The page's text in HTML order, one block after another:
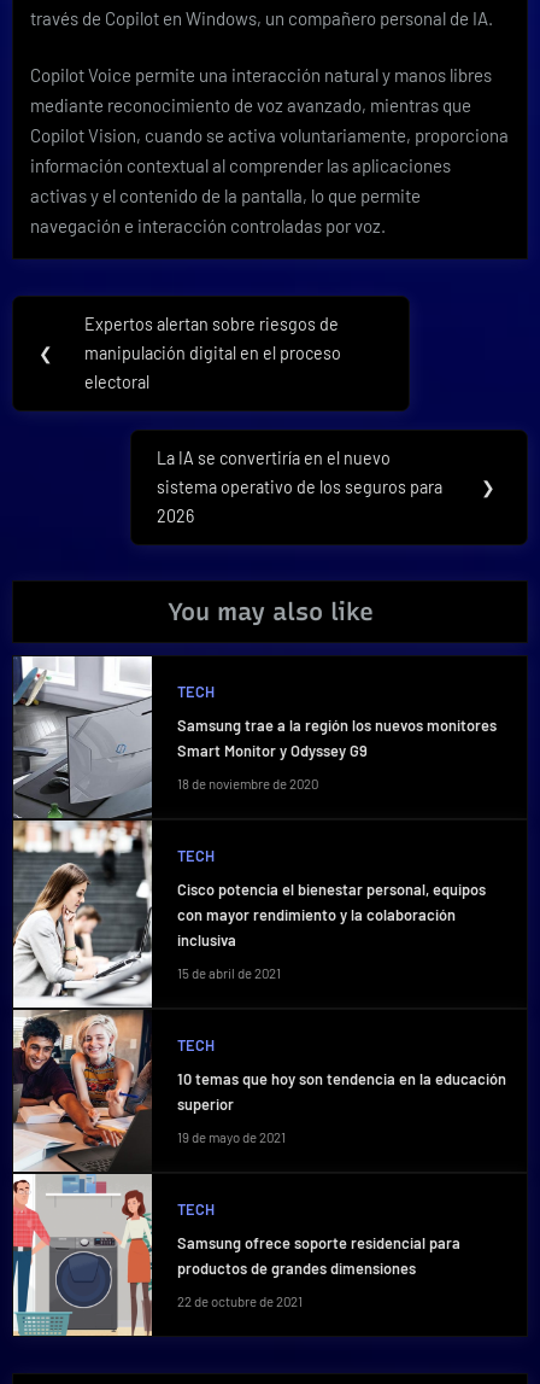
través de Copilot en Windows, un compañero personal de IA.
Copilot Voice permite una interacción natural y manos libres
mediante reconocimiento de voz avanzado, mientras que
Copilot Vision, cuando se activa voluntariamente, proporciona
información contextual al comprender las aplicaciones
activas y el contenido de la pantalla, lo que permite
navegación e interacción controladas por voz.
Navegación
de
entradas
❮
Previous
Post:
Expertos alertan sobre riesgos de
manipulación digital en el proceso
electoral
Next
Post:
La IA se convertiría en el nuevo
sistema operativo de los seguros para
2026
❯
You may also like
TECH
Samsung trae a la región los nuevos monitores
Smart Monitor y Odyssey G9
18 de noviembre de 2020
TECH
Cisco potencia el bienestar personal, equipos
con mayor rendimiento y la colaboración
inclusiva
15 de abril de 2021
TECH
10 temas que hoy son tendencia en la educación
superior
19 de mayo de 2021
TECH
Samsung ofrece soporte residencial para
productos de grandes dimensiones
22 de octubre de 2021